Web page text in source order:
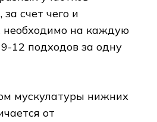
счет чего и
необходимо на каждую
12 подходов за одну
мускулатуры нижних
от